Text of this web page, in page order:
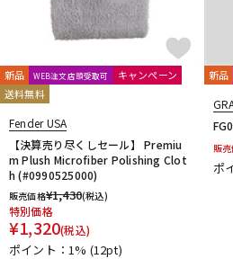
新品 WEB注文店頭受取可
キャンペーン
送料無料
Fender USA
【決算売り尽くしセール】 Premiu
m Plush Microfiber Polishing Clot
h (#0990525000)
販売価格¥1,430(税込)
特別価格
¥1,320(税込)
ポイント：1% (12pt)
新品
販
ポ